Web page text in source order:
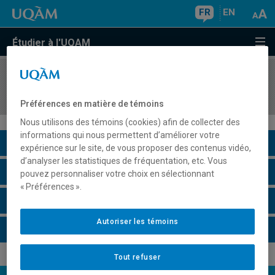
FR EN
Étudier à l'UQAM
COURS//
Description du cours
Horaire - Été 2026
Préférences en matière de témoins
Nous utilisons des témoins (cookies) afin de collecter des
informations qui nous permettent d’améliorer votre
expérience sur le site, de vous proposer des contenus vidéo,
d’analyser les statistiques de fréquentation, etc. Vous
pouvez personnaliser votre choix en sélectionnant
« Préférences ».
Tout refuser
Autoriser les témoins